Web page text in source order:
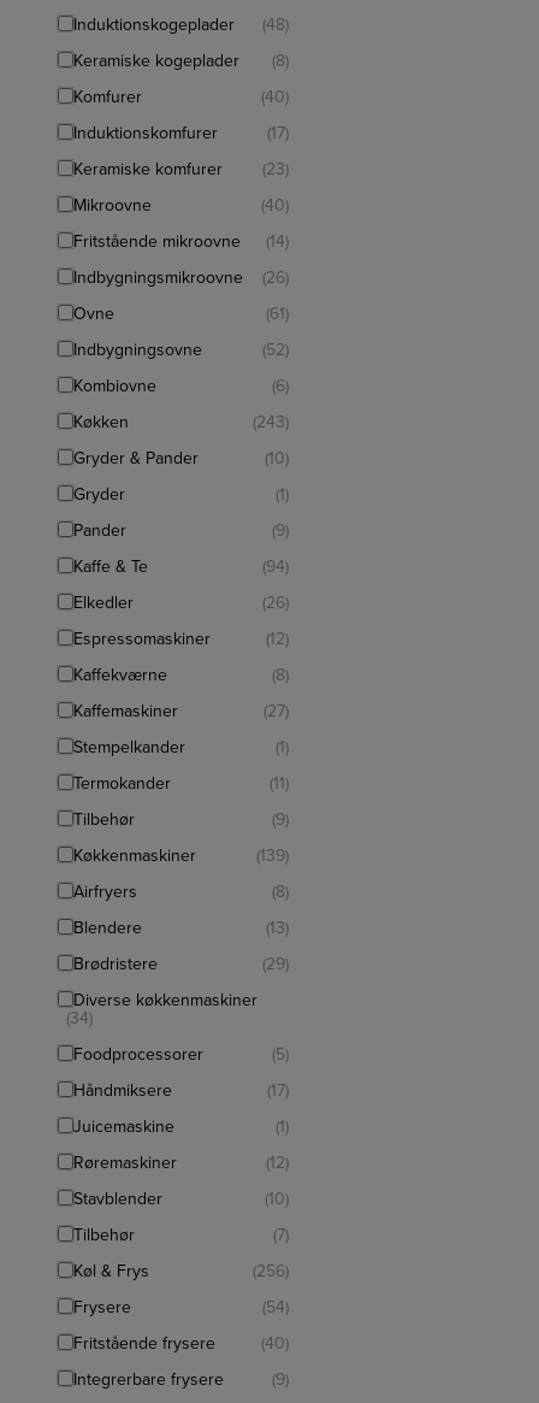
Induktionskogeplader
(48)
Keramiske kogeplader
(8)
Komfurer
(40)
Induktionskomfurer
(17)
Keramiske komfurer
(23)
Mikroovne
(40)
Fritstående mikroovne
(14)
Indbygningsmikroovne
(26)
Ovne
(61)
Indbygningsovne
(52)
Kombiovne
(6)
Køkken
(243)
Gryder & Pander
(10)
Gryder
(1)
Pander
(9)
Kaffe & Te
(94)
Elkedler
(26)
Espressomaskiner
(12)
Kaffekværne
(8)
Kaffemaskiner
(27)
Stempelkander
(1)
Termokander
(11)
Tilbehør
(9)
Køkkenmaskiner
(139)
Airfryers
(8)
Blendere
(13)
Brødristere
(29)
Diverse køkkenmaskiner
(34)
Foodprocessorer
(5)
Håndmiksere
(17)
Juicemaskine
(1)
Røremaskiner
(12)
Stavblender
(10)
Tilbehør
(7)
Køl & Frys
(256)
Frysere
(54)
Fritstående frysere
(40)
Integrerbare frysere
(9)